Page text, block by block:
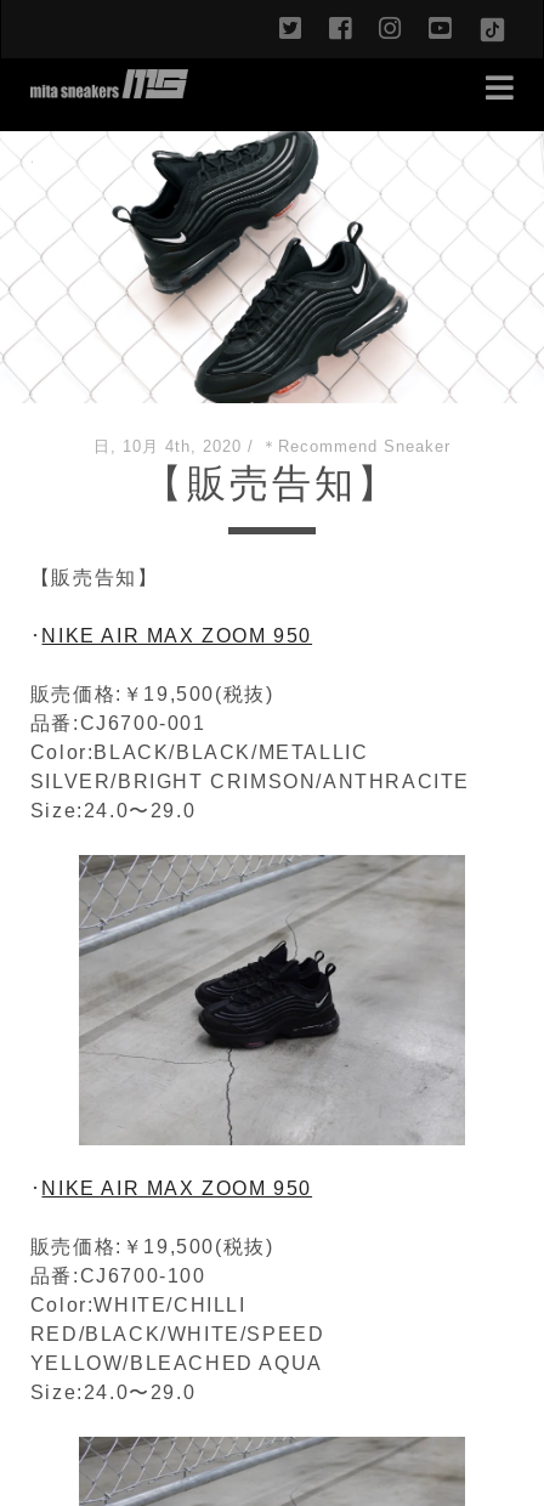
twitterfacebookinstagram
日, 10月 4th, 2020 / ＊Recommend Sneaker
【販売告知】
【販売告知】
･ NIKE AIR MAX ZOOM 950
販売価格:￥19,500(税抜)
品番:CJ6700-001
Color:BLACK/BLACK/METALLIC
SILVER/BRIGHT CRIMSON/ANTHRACITE
Size:24.0〜29.0
･ NIKE AIR MAX ZOOM 950
販売価格:￥19,500(税抜)
品番:CJ6700-100
Color:WHITE/CHILLI
RED/BLACK/WHITE/SPEED
YELLOW/BLEACHED AQUA
Size:24.0〜29.0